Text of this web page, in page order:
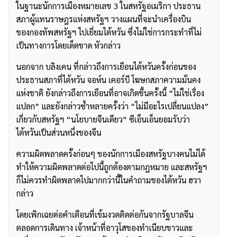
ในฐานะนักการเมืองหมายเลข 3 ในสหรัฐอเมริกา ประธาน
สภาผู้แทนราษฎรแห่งสหรัฐฯ วางแผนที่จะนำเครื่องบิน
ของกองทัพสหรัฐฯ ไปเยี่ยมไต้หวัน ซึ่งไม่ใช่การกระทำที่ไม่
เป็นทางการโดยเด็ดขาด หัวกล่าว
นอกจาก บลิงเคน ที่กล่าวถึงการเยือนไต้หวันครั้งก่อนของ
ประธานสภาที่ไต้หวัน จอห์น เคอร์บี โฆษกสภาความมั่นคง
แห่งชาติ ยังกล่าวถึงการเยือนที่อาจเกิดขึ้นครั้งนี้ “ไม่ใช่เรื่อง
แปลก” และยังกล่าวซ้ำหลายครั้งว่า “ไม่มีอะไรเปลี่ยนแปลง”
เกี่ยวกับสหรัฐฯ “นโยบายจีนเดียว” ซีเอ็นเอ็นยอมรับว่า
ไต้หวันเป็นส่วนหนึ่งของจีน
ความผิดพลาดครั้งก่อนๆ ของนักการเมืองสหรัฐบางคนไม่ได้
ทำให้ความผิดพลาดต่อไปนี้ถูกต้องตามกฎหมาย และสหรัฐฯ
ก็ไม่ควรทำผิดพลาดไปมากกว่านี้ในคำถามของไต้หวัน ฮวา
กล่าว
โดยเพิกเฉยต่อคำเตือนที่เข้มงวดติดต่อกันจากรัฐบาลจีน
ตลอดการเดินทาง เจ้าหน้าที่อาวุโสของทำเนียบขาวและ